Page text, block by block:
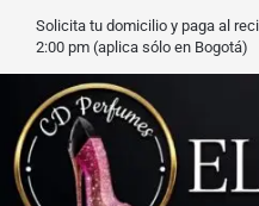
Saltar
contenido
Solicita tu domicilio y paga al
2:00 pm (aplica sólo en Bogotá)
CD Perfumes